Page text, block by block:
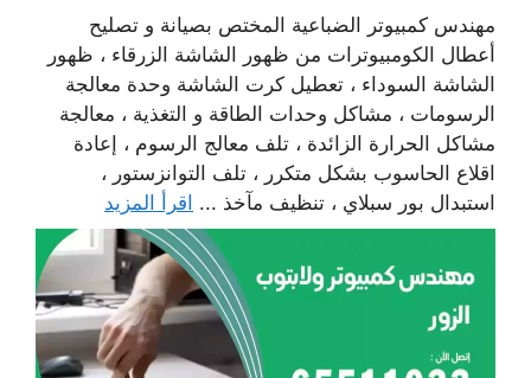
مهندس كمبيوتر الضباعية المختص بصيانة و تصليح
أعطال الكومبيوترات من ظهور الشاشة الزرقاء ، ظهور
الشاشة السوداء ، تعطيل كرت الشاشة وحدة معالجة
الرسومات ، مشاكل وحدات الطاقة و التغذية ، معالجة
مشاكل الحرارة الزائدة ، تلف معالج الرسوم ، إعادة
اقلاع الحاسوب بشكل متكرر ، تلف التوانزستور ،
استبدال بور سبلاي ، تنظيف مآخذ ... اقرأ المزيد